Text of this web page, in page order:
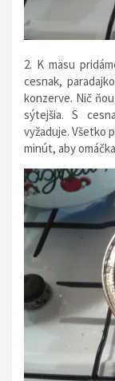
2. K mäsu
cesnak,
konzerve. Nič
sýtejšia. S
vyžaduje. Všetko
minút, aby